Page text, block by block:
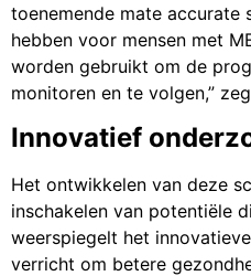
toenemende mate accurate
hebben voor mensen met
worden gebruikt om de
monitoren en te volgen,”
Innovatief
Het ontwikkelen van deze
inschakelen van potentiële
weerspiegelt het
verricht om betere